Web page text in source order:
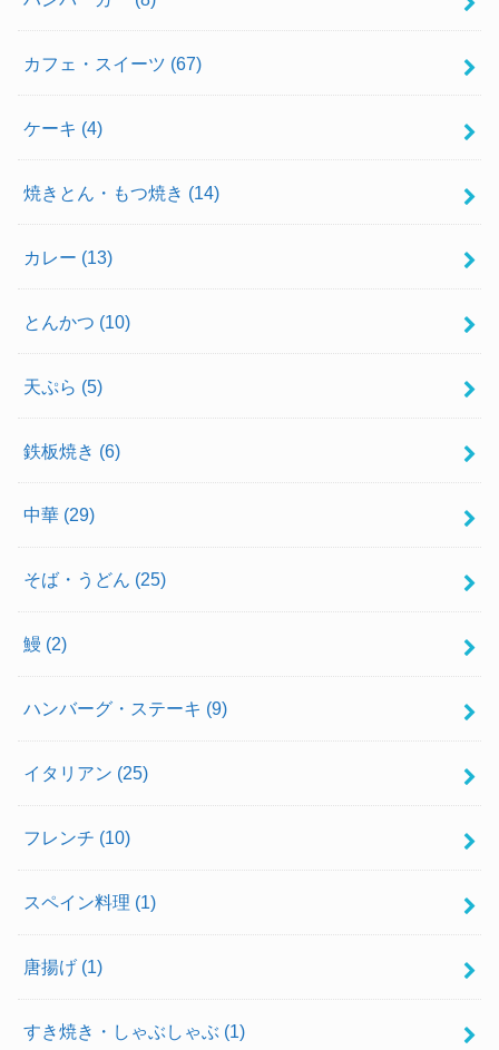
カフェ・スイーツ (67)
ケーキ (4)
焼きとん・もつ焼き (14)
カレー (13)
とんかつ (10)
天ぷら (5)
鉄板焼き (6)
中華 (29)
そば・うどん (25)
鰻 (2)
ハンバーグ・ステーキ (9)
イタリアン (25)
フレンチ (10)
スペイン料理 (1)
唐揚げ (1)
すき焼き・しゃぶしゃぶ (1)